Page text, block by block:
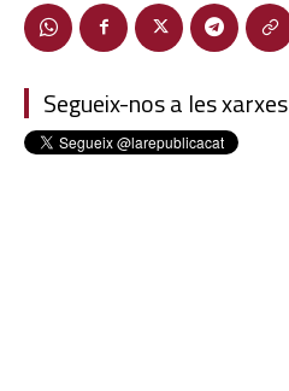
Segueix-nos a les xarxes